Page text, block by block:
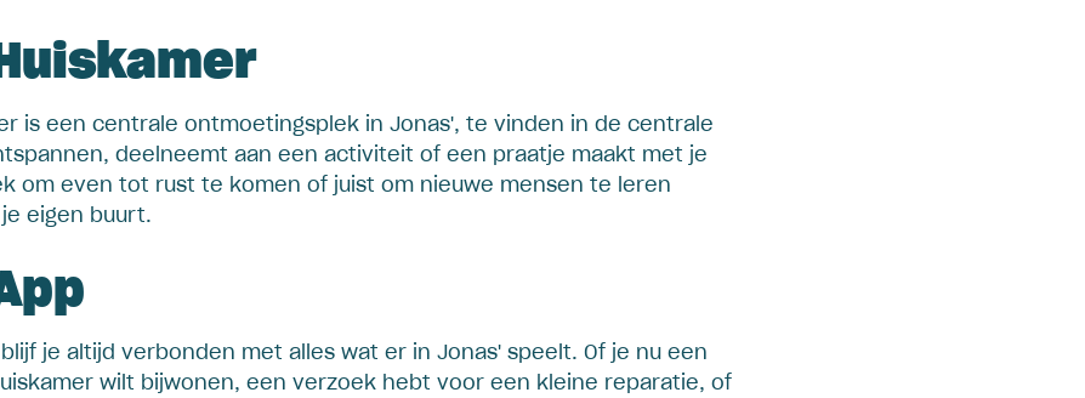
is een centrale ontmoetingsplek in Jonas', te vinden in de centrale
deelneemt aan een activiteit of een praatje maakt met je
om even tot rust te komen of juist om nieuwe mensen te leren
eigen buurt.
je altijd verbonden met alles wat er in Jonas' speelt. Of je nu een
wilt bijwonen, een verzoek hebt voor een kleine reparatie, of